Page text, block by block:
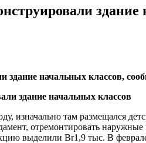
здание
здание начальных классов,
изначально там размещался
отремонтировать
выделили Br1,9 тыс. В